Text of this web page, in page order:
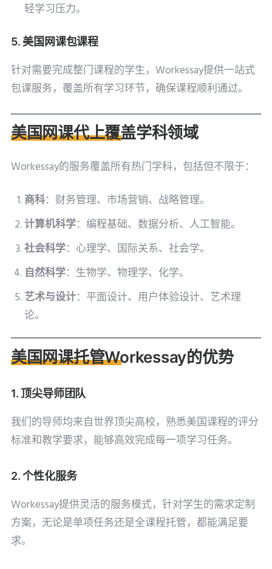
轻学习压力。
5. 美国网课包课程
针对需要完成整门课程的学生，Workessay提供一站式
包课服务，覆盖所有学习环节，确保课程顺利通过。
美国网课代上覆盖学科领域
Workessay的服务覆盖所有热门学科，包括但不限于：
商科：财务管理、市场营销、战略管理。
计算机科学：编程基础、数据分析、人工智能。
社会科学：心理学、国际关系、社会学。
自然科学：生物学、物理学、化学。
艺术与设计：平面设计、用户体验设计、艺术理
论。
美国网课托管Workessay的优势
1. 顶尖导师团队
我们的导师均来自世界顶尖高校，熟悉美国课程的评分
标准和教学要求，能够高效完成每一项学习任务。
2. 个性化服务
Workessay提供灵活的服务模式，针对学生的需求定制
方案，无论是单项任务还是全课程托管，都能满足要
求。